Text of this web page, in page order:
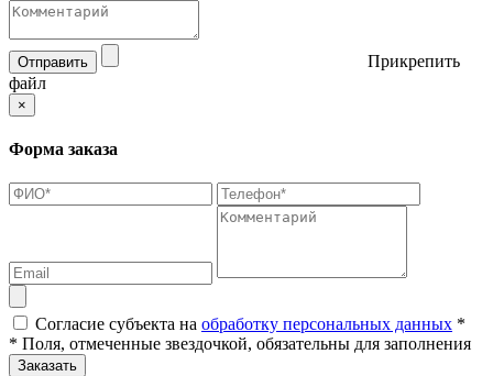
Отправить
Прикрепить
файл
×
Форма заказа
Согласие субъекта на обработку персональных данных *
* Поля, отмеченные звездочкой, обязательны для заполнения
Заказать